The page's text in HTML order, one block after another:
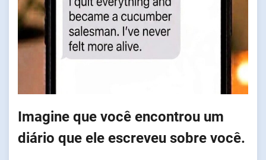
Imagine que você encontrou um
diário que ele escreveu sobre você.